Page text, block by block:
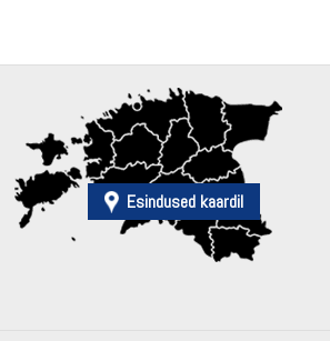
Esindused kaardil